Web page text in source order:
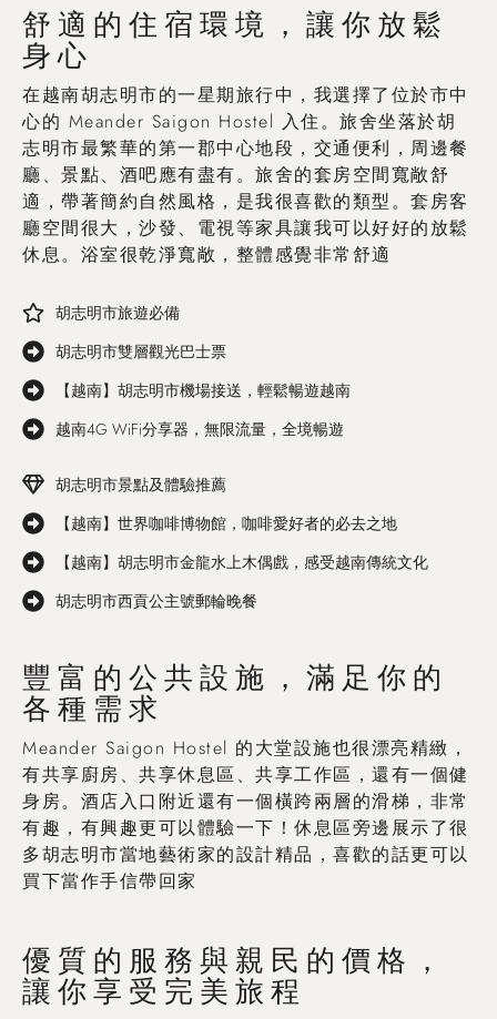
舒適的住宿環境，讓你放鬆
身心
在越南胡志明市的一星期旅行中，我選擇了位於市中
心的 Meander Saigon Hostel 入住。旅舍坐落於胡
志明市最繁華的第一郡中心地段，交通便利，周邊餐
廳、景點、酒吧應有盡有。旅舍的套房空間寬敞舒
適，帶著簡約自然風格，是我很喜歡的類型。套房客
廳空間很大，沙發、電視等家具讓我可以好好的放鬆
休息。浴室很乾淨寬敞，整體感覺非常舒適
胡志明市旅遊必備
胡志明市雙層觀光巴士票
【越南】胡志明市機場接送，輕鬆暢遊越南
越南4G WiFi分享器，無限流量，全境暢遊
胡志明市景點及體驗推薦
【越南】世界咖啡博物館，咖啡愛好者的必去之地
【越南】胡志明市金龍水上木偶戲，感受越南傳統文化
胡志明市西貢公主號郵輪晚餐
豐富的公共設施，滿足你的
各種需求
Meander Saigon Hostel 的大堂設施也很漂亮精緻，
有共享廚房、共享休息區、共享工作區，還有一個健
身房。酒店入口附近還有一個橫跨兩層的滑梯，非常
有趣，有興趣更可以體驗一下！休息區旁邊展示了很
多胡志明市當地藝術家的設計精品，喜歡的話更可以
買下當作手信帶回家
優質的服務與親民的價格，
讓你享受完美旅程